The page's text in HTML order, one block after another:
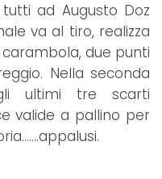
ad Augusto Doz
va al tiro, realizza
due punti
Nella seconda
ultimi tre scarti
valide a pallino per